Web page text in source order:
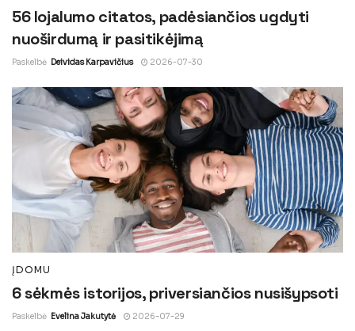
56 lojalumo citatos, padėsiančios ugdyti
nuoširdumą ir pasitikėjimą
Paskelbė Deividas Karpavičius 2026-07-30
ĮDOMU
6 sėkmės istorijos, priversiančios nusišypsoti
Paskelbė Evelina Jakutytė 2026-07-29